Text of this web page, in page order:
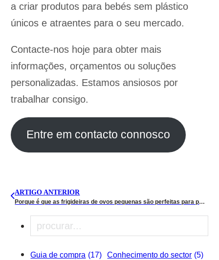
a criar produtos para bebés sem plástico
únicos e atraentes para o seu mercado.
Contacte-nos hoje para obter mais
informações, orçamentos ou soluções
personalizadas. Estamos ansiosos por
trabalhar consigo.
Entre em contacto connosco
ARTIGO ANTERIOR
Porque é que as frigideiras de ovos pequenas são perfeitas para pequenos-almoços saudáveis e fáceis
Pesquisar
Guia de compra (17) Conhecimento do sector (5)